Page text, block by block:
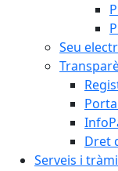
Seu
Dret
Serveis i